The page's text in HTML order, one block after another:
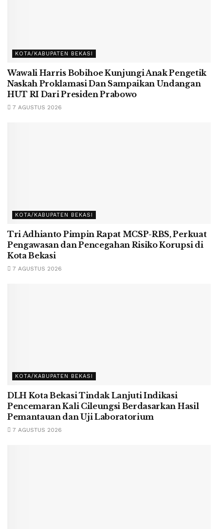
KOTA/KABUPATEN BEKASI
Wawali Harris Bobihoe Kunjungi Anak Pengetik
Naskah Proklamasi Dan Sampaikan Undangan
HUT RI Dari Presiden Prabowo
7 AGUSTUS 2026
KOTA/KABUPATEN BEKASI
Tri Adhianto Pimpin Rapat MCSP-RBS, Perkuat
Pengawasan dan Pencegahan Risiko Korupsi di
Kota Bekasi
7 AGUSTUS 2026
KOTA/KABUPATEN BEKASI
DLH Kota Bekasi Tindak Lanjuti Indikasi
Pencemaran Kali Cileungsi Berdasarkan Hasil
Pemantauan dan Uji Laboratorium
7 AGUSTUS 2026